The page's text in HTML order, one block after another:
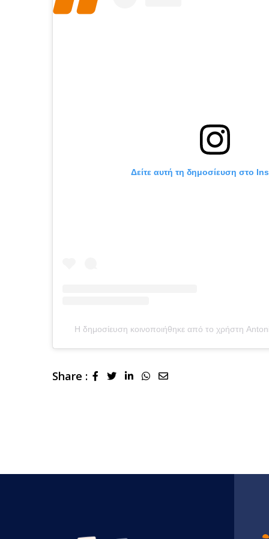
Δείτε αυτή τη δημοσίευση στο
Η δημοσίευση κοινοποιήθηκε από το χρήστη
Share : LinkedInWhatsapp
Share